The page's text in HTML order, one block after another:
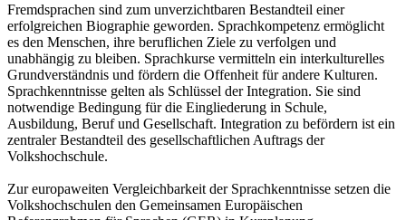
Fremdsprachen sind zum unverzichtbaren Bestandteil einer
erfolgreichen Biographie geworden. Sprachkompetenz ermöglicht
es den Menschen, ihre beruflichen Ziele zu verfolgen und
unabhängig zu bleiben. Sprachkurse vermitteln ein interkulturelles
Grundverständnis und fördern die Offenheit für andere Kulturen.
Sprachkenntnisse gelten als Schlüssel der Integration. Sie sind
notwendige Bedingung für die Eingliederung in Schule,
Ausbildung, Beruf und Gesellschaft. Integration zu befördern ist ein
zentraler Bestandteil des gesellschaftlichen Auftrags der
Volkshochschule.
Zur europaweiten Vergleichbarkeit der Sprachkenntnisse setzen die
Volkshochschulen den Gemeinsamen Europäischen